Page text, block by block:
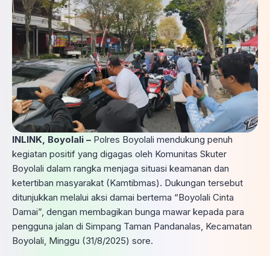
INLINK, Boyolali – Polres Boyolali mendukung penuh
kegiatan positif yang digagas oleh Komunitas Skuter
Boyolali dalam rangka menjaga situasi keamanan dan
ketertiban masyarakat (Kamtibmas). Dukungan tersebut
ditunjukkan melalui aksi damai bertema “Boyolali Cinta
Damai”, dengan membagikan bunga mawar kepada para
pengguna jalan di Simpang Taman Pandanalas, Kecamatan
Boyolali, Minggu (31/8/2025) sore.